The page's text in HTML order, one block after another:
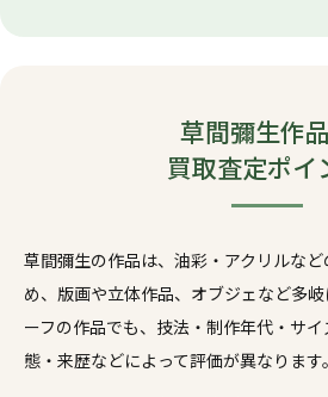
草間彌生作
買取査定ポイ
草間彌生の作品は、油彩・アクリルな
め、版画や立体作品、オブジェなど多
ーフの作品でも、技法・制作年代・サ
態・来歴などによって評価が異なります。